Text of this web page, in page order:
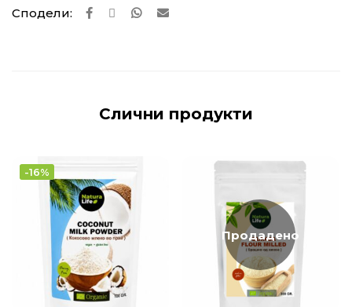
Сподели:
Слични продукти
-16%
Продадено